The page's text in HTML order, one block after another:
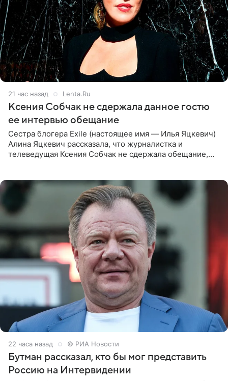
21 час назад Lenta.Ru
Ксения Собчак не сдержала данное гостю
ее интервью обещание
Сестра блогера Exile (настоящее имя — Илья Яцкевич)
Алина Яцкевич рассказала, что журналистка и
телеведущая Ксения Собчак не сдержала обещание,
22 часа назад © РИА Новости
Бутман рассказал, кто бы мог представить
Россию на Интервидении